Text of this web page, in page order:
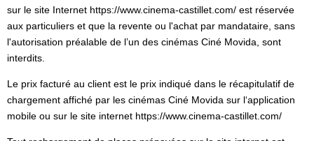
sur le site Internet https://www.cinema-castillet.com/ est réservée
aux particuliers et que la revente ou l'achat par mandataire, sans
l'autorisation préalable de l’un des cinémas Ciné Movida, sont
interdits.
Le prix facturé au client est le prix indiqué dans le récapitulatif de
chargement affiché par les cinémas Ciné Movida sur l‘application
mobile ou sur le site internet https://www.cinema-castillet.com/